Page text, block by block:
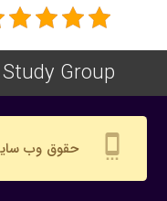
Group
settings_cell حقوق وب